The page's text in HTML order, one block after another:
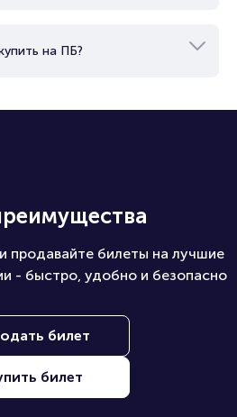
на ПБ?
продавайте билеты на лучшие
- быстро, удобно и безопасно
билет
билет